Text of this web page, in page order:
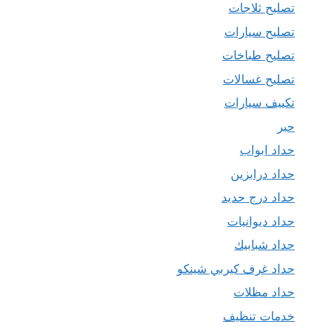
تصليح ثلاجات
تصليح سيارات
تصليح طباخات
تصليح غسالات
تكييف سيارات
حبر
حداد ابواب
حداد درابزين
حداد درج حديد
حداد ديوانيات
حداد شبابيك
حداد غرف كيربي شينكو
حداد مظلات
خدمات تنظيف